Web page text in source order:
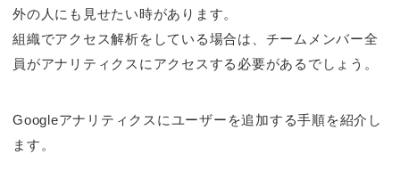
外の人にも見せたい時があります。
組織でアクセス解析をしている場合は、チームメンバー全
員がアナリティクスにアクセスする必要があるでしょう。
Googleアナリティクスにユーザーを追加する手順を紹介し
ます。